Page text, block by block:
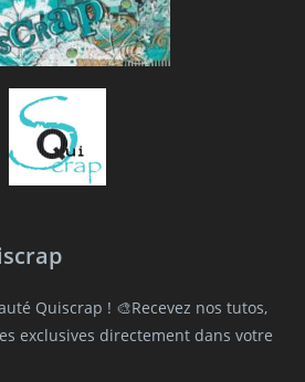
Quiscrap ! 🎨Recevez nos tutos,
exclusives directement dans votre